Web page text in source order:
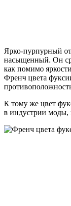
Ярко-пурпурный
насыщенный. Он
как помимо
Френч цвета
К тому же цвет
в индустрии моды,